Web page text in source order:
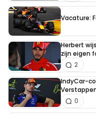
Vacature:
Herbert
zijn eigen
2
IndyCar-
0